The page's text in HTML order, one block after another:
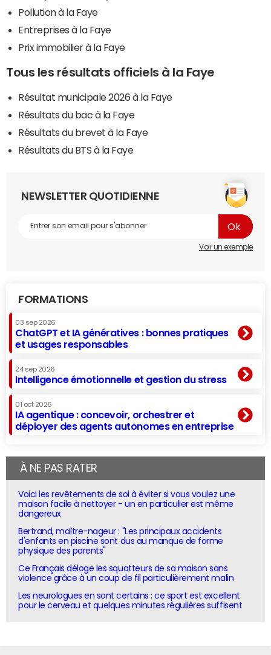
Pollution à la Faye
Entreprises à la Faye
Prix immobilier à la Faye
Tous les résultats officiels à la Faye
Résultat municipale 2026 à la Faye
Résultats du bac à la Faye
Résultats du brevet à la Faye
Résultats du BTS à la Faye
NEWSLETTER QUOTIDIENNE
Voir un exemple
FORMATIONS
03 sep 2026
ChatGPT et IA génératives : bonnes pratiques
et usages responsables
24 sep 2026
Intelligence émotionnelle et gestion du stress
01 oct 2026
IA agentique : concevoir, orchestrer et
déployer des agents autonomes en entreprise
À NE PAS RATER
Voici les revêtements de sol à éviter si vous voulez une
maison facile à nettoyer - un en particulier est même
dangereux
Bertrand, maître-nageur : "Les principaux accidents
d'enfants en piscine sont dus au manque de forme
physique des parents"
Ce Français déloge les squatteurs de sa maison sans
violence grâce à un coup de fil particulièrement malin
Les neurologues en sont certains : ce sport est excellent
pour le cerveau et quelques minutes régulières suffisent